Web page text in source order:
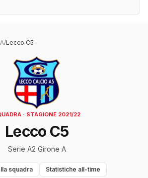
/Lecco C5
· STAGIONE 2021/22
Lecco C5
Serie A2 Girone A
squadra Statistiche all-time